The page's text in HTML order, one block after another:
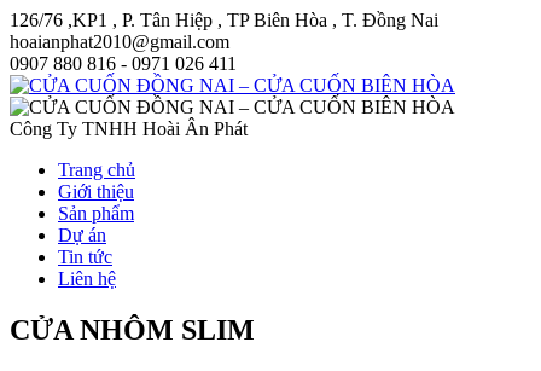
126/76 ,KP1 , P. Tân Hiệp , TP Biên Hòa , T. Đồng Nai
hoaianphat2010@gmail.com
0907 880 816 - 0971 026 411
Công Ty TNHH Hoài Ân Phát
Trang chủ
Giới thiệu
Sản phẩm
Dự án
Tin tức
Liên hệ
CỬA NHÔM SLIM